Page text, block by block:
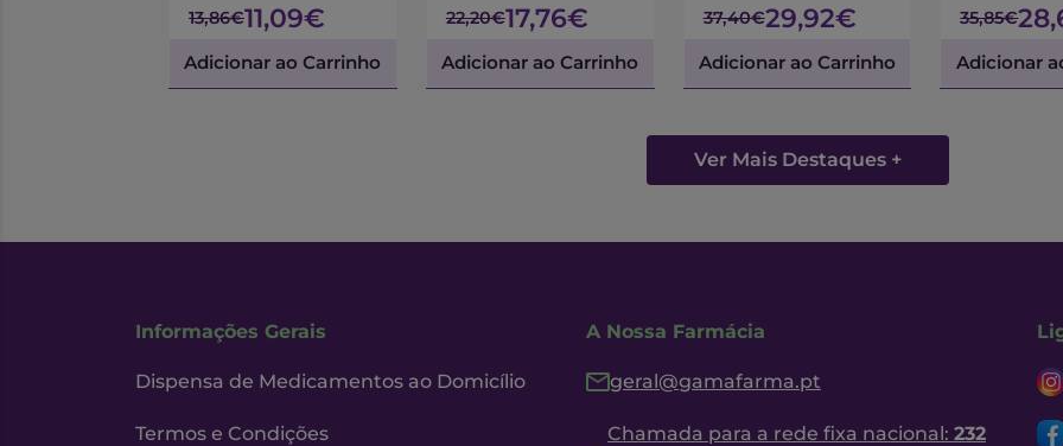
13,86€11,09€
Adicionar ao Carrinho
22,20€17,76€
Adicionar ao Carrinho
37,40€29,92€
Adicionar ao Carrinho
35,85€
Adicionar
Ver Mais Destaques +
Informações Gerais
Dispensa de Medicamentos ao Domicílio
Termos e Condições
A Nossa Farmácia
geral@gamafarma.pt
Chamada para a rede fixa nacional: 232